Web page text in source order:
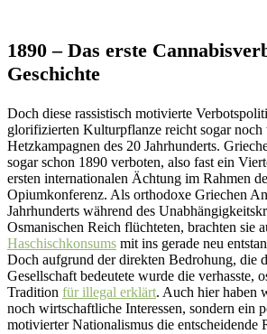
1890 – Das erste
Geschichte
Doch diese rassistisch motivierte
glorifizierten Kulturpflanze reicht sogar noch
Hetzkampagnen des 20 Jahrhunderts.
sogar schon 1890 verboten, also fast ein
ersten internationalen Ächtung im Rahmen
Opiumkonferenz. Als orthodoxe Griechen
Jahrhunderts während des
Osmanischen Reich flüchteten, brachten sie
Haschischkonsums mit ins gerade neu
Doch aufgrund der direkten Bedrohung, die
Gesellschaft bedeutete wurde die verhasste,
Tradition für illegal erklärt. Auch hier haben
noch wirtschaftliche Interessen, sondern ein
motivierter Nationalismus die entscheidende